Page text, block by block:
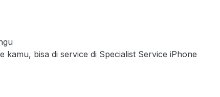
kamu, bisa di service di Specialist Service iPhone